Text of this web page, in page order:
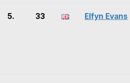
5. 33 Elfyn Evans